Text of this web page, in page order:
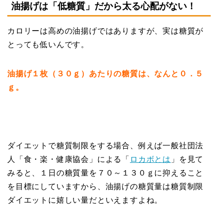
油揚げは「低糖質」だから太る心配がない！
カロリーは高めの油揚げではありますが、実は糖質が
とっても低いんです。
油揚げ１枚（３０ｇ）あたりの糖質は、なんと０．５
ｇ。
ダイエットで糖質制限をする場合、例えば一般社団法
人「食・楽・健康協会」による「 ロカボとは 」を見て
みると、１日の糖質量を７０～１３０ｇに抑えること
を目標にしていますから、油揚げの糖質量は糖質制限
ダイエットに嬉しい量だといえますよね。